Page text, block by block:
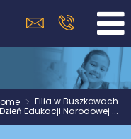
> Filia w Buszkowach
Dzień Edukacji Narodowej ...